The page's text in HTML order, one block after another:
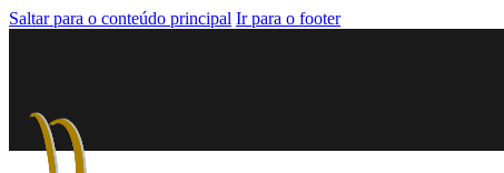
Saltar para o conteúdo principal Ir para o footer